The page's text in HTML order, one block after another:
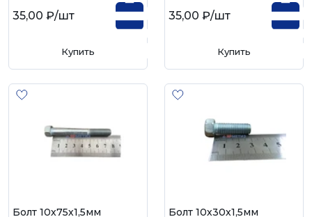
35,00 ₽/шт
Купить
35,00 ₽/шт
Купить
Болт 10х75х1,5мм
Болт 10х30х1,5мм